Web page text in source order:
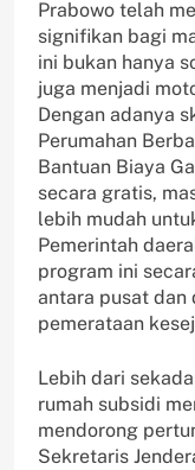
Prabowo telah
signifikan bagi
ini bukan hanya
juga menjadi
Dengan adanya
Perumahan
Bantuan Biaya
secara gratis,
lebih mudah
Pemerintah
program ini
antara pusat dan
pemerataan
Lebih dari
rumah subsidi
mendorong
Sekretaris